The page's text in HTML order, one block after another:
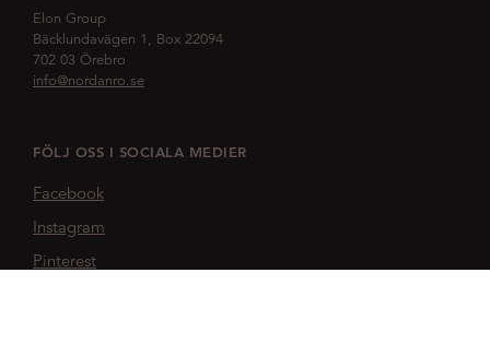
Elon Group
Bäcklundavägen 1, Box 22094
702 03 Örebro
info@nordanro.se
FÖLJ OSS I SOCIALA MEDIER
Facebook
Instagram
Pinterest